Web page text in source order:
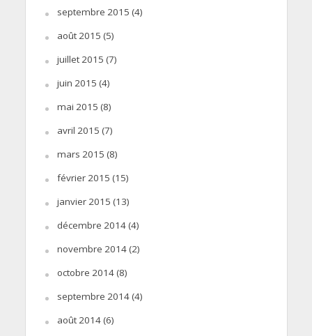
septembre 2015 (4)
août 2015 (5)
juillet 2015 (7)
juin 2015 (4)
mai 2015 (8)
avril 2015 (7)
mars 2015 (8)
février 2015 (15)
janvier 2015 (13)
décembre 2014(4)
novembre 2014(2)
octobre 2014(8)
septembre 2014(4)
août 2014(6)